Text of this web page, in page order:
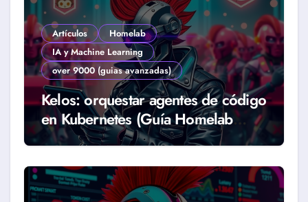
Artículos
Homelab
IA y Machine Learning
over 9000 (guias avanzadas)
Kelos: orquestar agentes de código
en Kubernetes (Guía Homelab
2026)